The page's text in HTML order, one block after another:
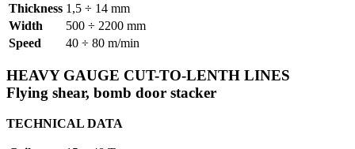
Thickness 1,5 ÷ 14 mm
Width
500 ÷ 2200 mm
Speed
40 ÷ 80 m/min
HEAVY GAUGE CUT-TO-LENTH LINES
Flying shear, bomb door stacker
TECHNICAL DATA